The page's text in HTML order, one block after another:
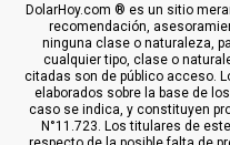
DolarHoy.com ® es un sitio
recomendación,
ninguna clase o naturaleza,
cualquier tipo, clase o
citadas son de público acceso.
elaborados sobre la base de
caso se indica, y constituyen
N°11.723. Los titulares de